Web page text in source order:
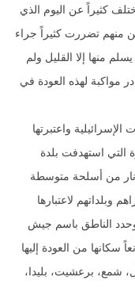
كثيراً عن اليوم الذي
منهم تضررت كثيراً جراء
منها إلا القليل ولم
مواكبة لهذه العودة في
واعتبرتها
التي استهدفت بلدة
نار من أسلحة متوسطة
وبلداتهم لاعتبارها
الناطق باسم جيش
سكانها من العودة إليها
شمع، برعشيت، بليدا،